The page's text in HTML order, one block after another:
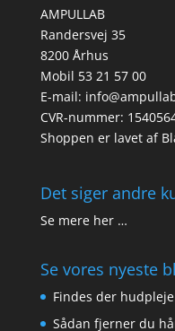
AMPULLAB
Randersvej 35
8200 Århus
Mobil 53 21 57 00
E-mail:
CVR-nummer:
Shoppen er lavet af
Det siger andre
Se mere her …
Se vores nyeste
Findes der
Sådan fjerner du